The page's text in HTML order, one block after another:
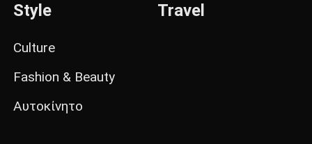
Style
Culture
Fashion & Beauty
Αυτοκίνητο
Travel